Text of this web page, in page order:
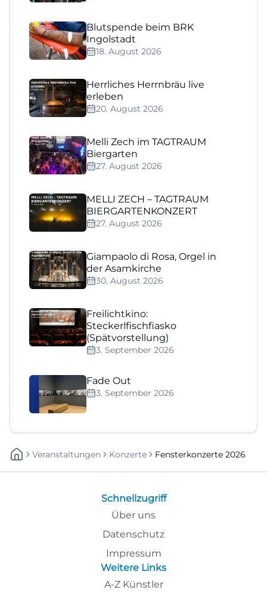
Blutspende beim BRK
Ingolstadt
18. August 2026
Herrliches Herrnbräu live
erleben
20. August 2026
Melli Zech im TAGTRAUM
Biergarten
27. August 2026
MELLI ZECH – TAGTRAUM
BIERGARTENKONZERT
27. August 2026
Giampaolo di Rosa, Orgel in
der Asamkirche
30. August 2026
Freilichtkino:
Steckerlfischfiasko
(Spätvorstellung)
3. September 2026
Fade Out
3. September 2026
Veranstaltungen Konzerte Fensterkonzerte 2026
Schnellzugriff
Über uns
Datenschutz
Impressum
Weitere Links
A-Z Künstler